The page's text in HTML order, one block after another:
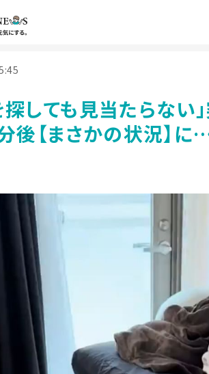
探しても見当たらない
後【まさかの状況】に